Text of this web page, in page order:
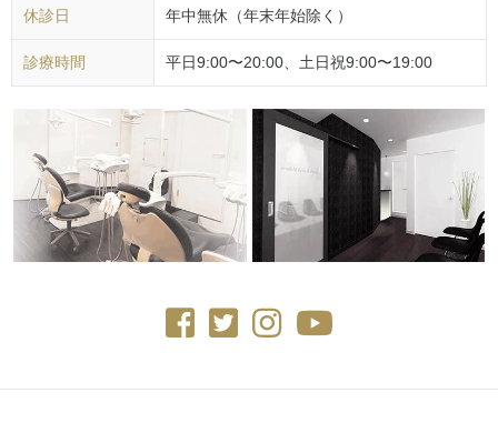
休診日 年中無休（年末年始除く）
診療時間 平日9:00〜20:00、土日祝9:00〜19:00